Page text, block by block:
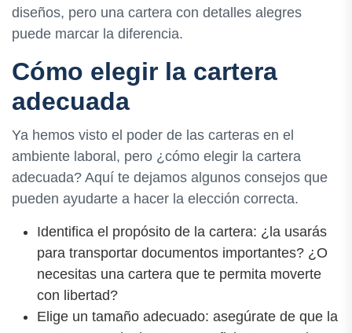
diseños, pero una cartera con detalles alegres
puede marcar la diferencia.
Cómo elegir la cartera
adecuada
Ya hemos visto el poder de las carteras en el
ambiente laboral, pero ¿cómo elegir la cartera
adecuada? Aquí te dejamos algunos consejos que
pueden ayudarte a hacer la elección correcta.
Identifica el propósito de la cartera: ¿la usarás
para transportar documentos importantes? ¿O
necesitas una cartera que te permita moverte
con libertad?
Elige un tamaño adecuado: asegúrate de que la